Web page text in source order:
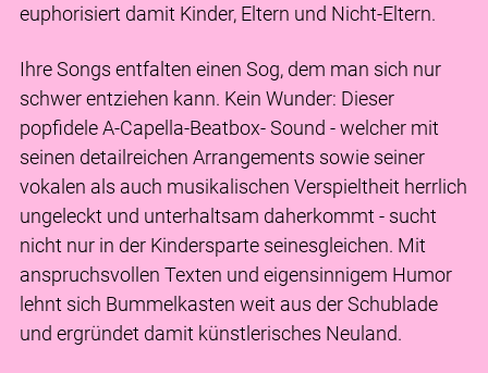
euphorisiert damit Kinder, Eltern und Nicht-Eltern.
Ihre Songs entfalten einen Sog, dem man sich nur
schwer entziehen kann. Kein Wunder: Dieser
popfidele A-Capella-Beatbox- Sound - welcher mit
seinen detailreichen Arrangements sowie seiner
vokalen als auch musikalischen Verspieltheit herrlich
ungeleckt und unterhaltsam daherkommt - sucht
nicht nur in der Kindersparte seinesgleichen. Mit
anspruchsvollen Texten und eigensinnigem Humor
lehnt sich Bummelkasten weit aus der Schublade
und ergründet damit künstlerisches Neuland.